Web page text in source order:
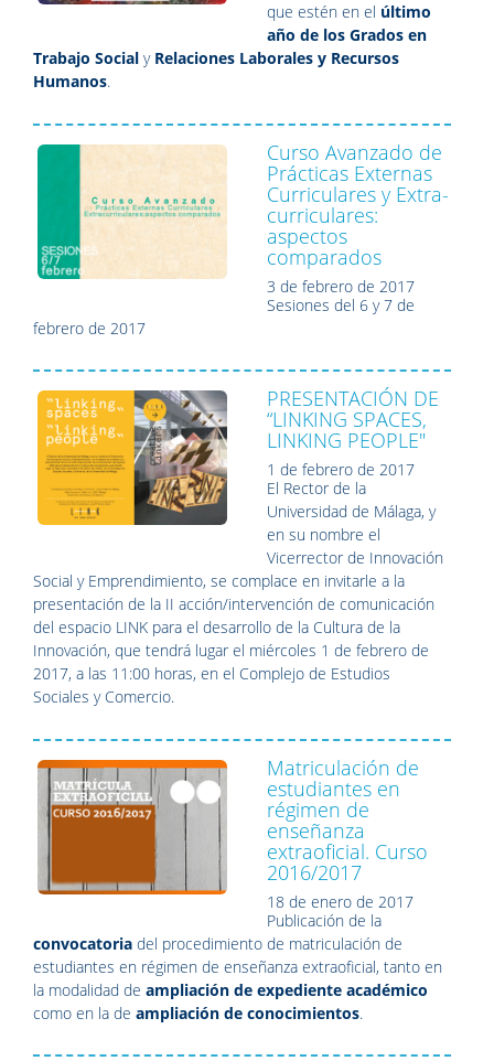
que estén en el último
año de los Grados en
Trabajo Social yRelaciones Laborales y Recursos
Humanos.
Curso Avanzado de
Prácticas Externas
Curriculares y Extra-
curriculares:
aspectos
comparados
3 de febrero de 2017
Sesiones del 6 y 7 de
febrero de 2017
PRESENTACIÓN DE
“LINKING SPACES,
LINKING PEOPLE"
1 de febrero de 2017
El Rector de la
Universidad de Málaga, y
en su nombre el
Vicerrector de Innovación
Social y Emprendimiento, se complace en invitarle a la
presentación de la II acción/intervención de comunicación
del espacio LINK para el desarrollo de la Cultura de la
Innovación, que tendrá lugar el miércoles 1 de febrero de
2017, a las 11:00 horas, en el Complejo de Estudios
Sociales y Comercio.
Matriculación de
estudiantes en
régimen de
enseñanza
extraoficial. Curso
2016/2017
18 de enero de 2017
Publicación de la
convocatoria del procedimiento de matriculación de
estudiantes en régimen de enseñanza extraoficial, tanto en
la modalidad de ampliación de expediente académico
como en la de ampliación de conocimientos.